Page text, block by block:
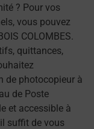
? Pour vos
vous pouvez
COLOMBES.
quittances,
de photocopieur à
de Poste
et accessible à
suffit de vous